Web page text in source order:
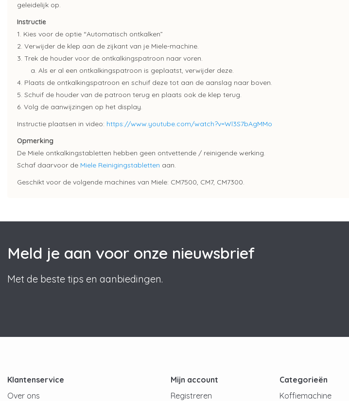
geleidelijk op.
Instructie
1. Kies voor de optie “Automatisch ontkalken”
2. Verwijder de klep aan de zijkant van je Miele-machine.
3. Trek de houder voor de ontkalkingspatroon naar voren.
a. Als er al een ontkalkingspatroon is geplaatst, verwijder deze.
4. Plaats de ontkalkingspatroon en schuif deze tot aan de aanslag naar boven.
5. Schuif de houder van de patroon terug en plaats ook de klep terug.
6. Volg de aanwijzingen op het display.
Instructie plaatsen in video: https://www.youtube.com/watch?v=Wl3S7bAgMMo
Opmerking
De Miele ontkalkingstabletten hebben geen ontvettende / reinigende werking.
Schaf daarvoor de Miele Reinigingstabletten aan.
Geschikt voor de volgende machines van Miele: CM7500, CM7, CM7300.
Meld je aan voor onze nieuwsbrief
Met de beste tips en aanbiedingen.
Klantenservice
Over ons
Mijn account
Registreren
Categorieën
Koffiemachine